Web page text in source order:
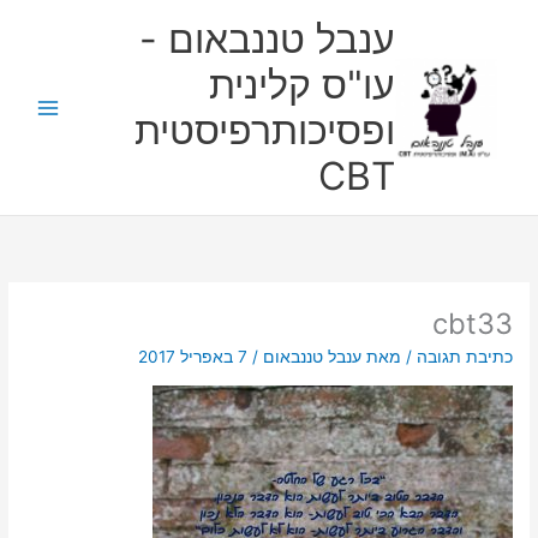
ענבל טננבאום -
עו"ס קלינית
ופסיכותרפיסטית
CBT
cbt33
כתיבת תגובה / מאתענבל טננבאום/ 7 באפריל 2017